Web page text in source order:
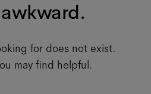
for does not exist.
may find helpful.